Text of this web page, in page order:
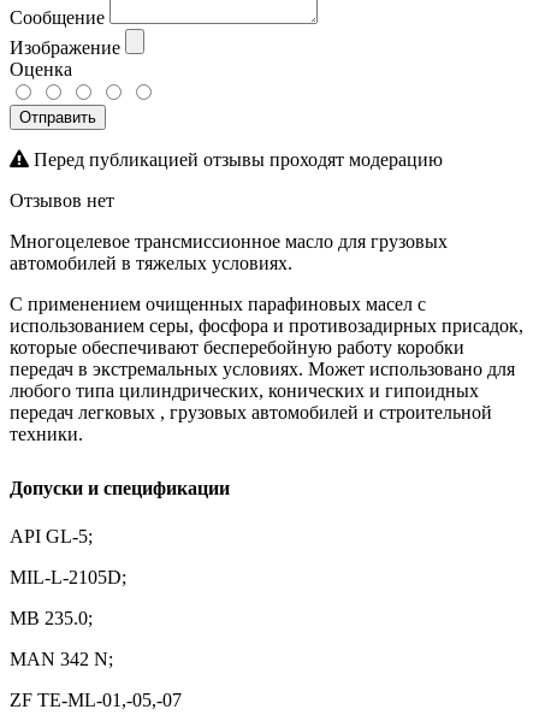
Сообщение
Изображение
Оценка
Отправить
Перед публикацией отзывы проходят модерацию
Отзывов нет
Многоцелевое трансмиссионное масло для грузовых
автомобилей в тяжелых условиях.
С применением очищенных парафиновых масел с
использованием серы, фосфора и противозадирных присадок,
которые обеспечивают бесперебойную работу коробки
передач в экстремальных условиях. Может использовано для
любого типа цилиндрических, конических и гипоидных
передач легковых , грузовых автомобилей и строительной
техники.
Допуски и спецификации
API GL-5;
MIL-L-2105D;
MB 235.0;
МАN 342 N;
ZF TE-ML-01,-05,-07